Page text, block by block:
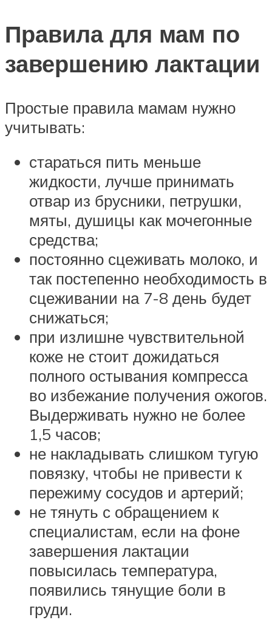
Правила для мам по
завершению лактации
Простые правила мамам нужно
учитывать:
стараться пить меньше
жидкости, лучше принимать
отвар из брусники, петрушки,
мяты, душицы как мочегонные
средства;
постоянно сцеживать молоко, и
так постепенно необходимость в
сцеживании на 7-8 день будет
снижаться;
при излишне чувствительной
коже не стоит дожидаться
полного остывания компресса
во избежание получения ожогов.
Выдерживать нужно не более
1,5 часов;
не накладывать слишком тугую
повязку, чтобы не привести к
пережиму сосудов и артерий;
не тянуть с обращением к
специалистам, если на фоне
завершения лактации
повысилась температура,
появились тянущие боли в
груди.